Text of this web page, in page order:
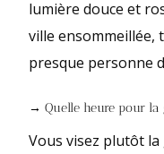
lumière douce et
ville ensommeillée,
presque personne
→ Quelle heure pour la
Vous visez plutôt